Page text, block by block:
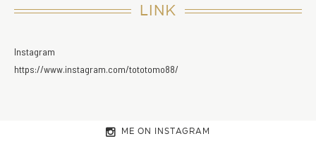
LINK
Instagram
https://www.instagram.com/tototomo88/
ME ON INSTAGRAM